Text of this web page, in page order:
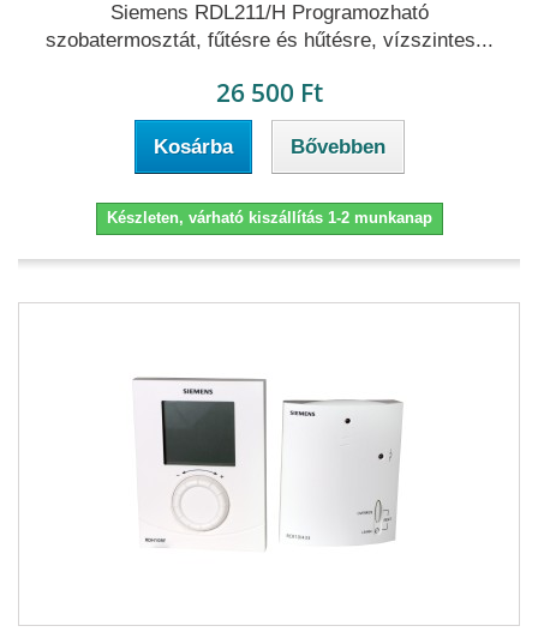
Siemens RDL211/H Programozható
szobatermosztát, fűtésre és hűtésre, vízszintes...
26 500 Ft
Kosárba Bővebben
Készleten, várható kiszállítás 1-2 munkanap